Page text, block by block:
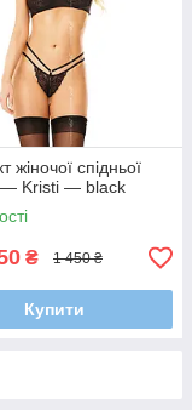
жіночої спідньої
— Kristi — black
₴ 1 450 ₴
Купити